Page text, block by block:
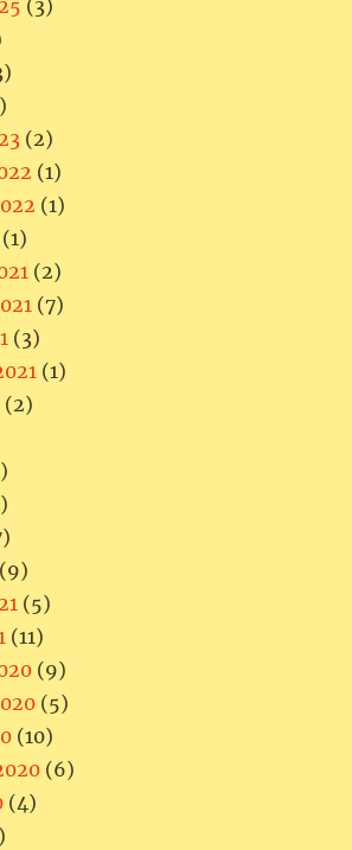
(3)
(2)
(1)
(1)
(1)
(2)
(7)
(3)
(1)
(2)
(9)
(5)
(11)
(9)
(5)
(10)
(6)
(4)